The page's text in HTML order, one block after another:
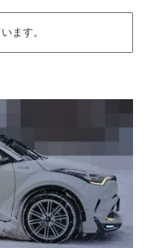
ます。